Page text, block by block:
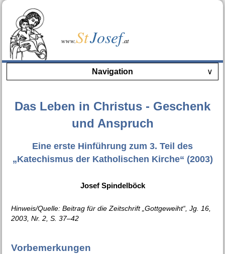
www.StJosef.at
Navigation ∨
Das Leben in Christus - Geschenk
und Anspruch
Eine erste Hinführung zum 3. Teil des
„Katechismus der Katholischen Kirche“ (2003)
Josef Spindelböck
Hinweis/Quelle: Beitrag für die Zeitschrift „Gottgeweiht“, Jg. 16,
2003, Nr. 2, S. 37–42
Vorbemerkungen